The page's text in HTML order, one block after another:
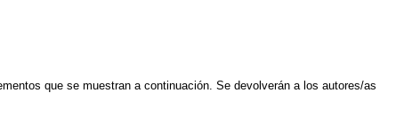
que se muestran a continuación. Se devolverán a los autores/as